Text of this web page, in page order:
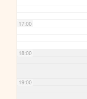
17:00
18:00
19:00